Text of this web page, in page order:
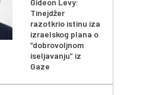
Gideon Levy:
Tinejdžer
razotkrio istinu iza
izraelskog plana o
“dobrovoljnom
iseljavanju” iz
Gaze